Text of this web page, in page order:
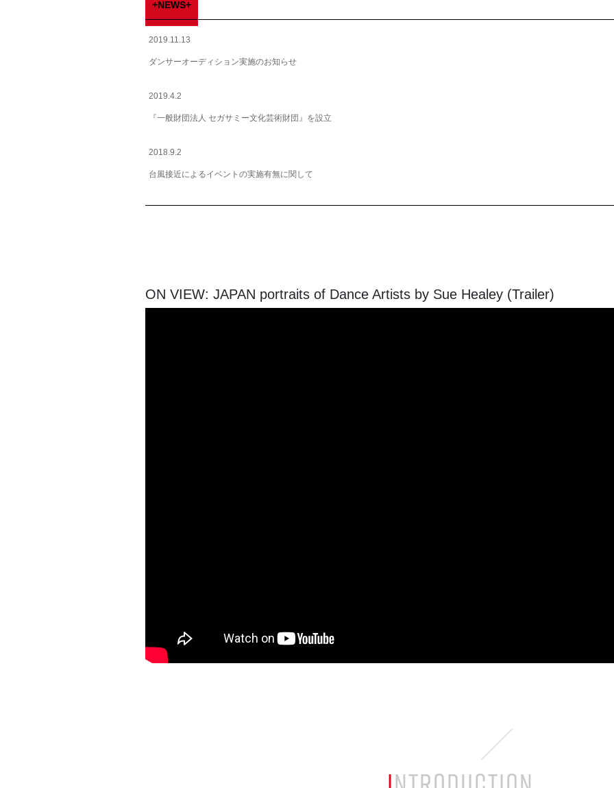
+NEWS+
2019.11.13
ダンサーオーディション実施のお知らせ
2019.4.2
『一般財団法人 セガサミー文化芸術財団』を設立
2018.9.2
台風接近によるイベントの実施有無に関して
ON VIEW: JAPAN portraits of Dance Artists by Sue Healey (Trailer)